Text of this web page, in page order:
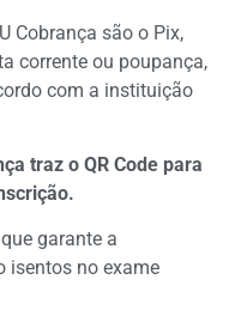
Cobrança são o Pix,
corrente ou poupança,
com a instituição
traz o QR Code para
garante a
isentos no exame